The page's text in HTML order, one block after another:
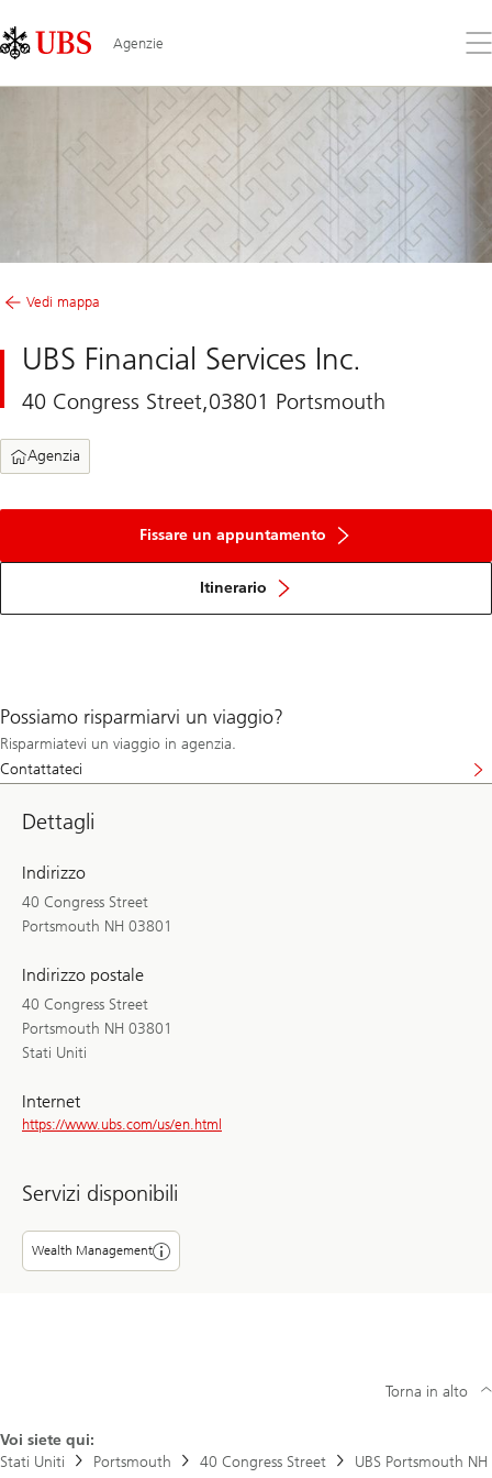
Links
Area
Agenzie
il
Vedi mappa
UBS Financial Services Inc.
40 Congress Street,03801 Portsmouth
Agenzia
Fissare un appuntamento
Itinerario
Possiamo risparmiarvi un viaggio?
Risparmiatevi un viaggio in agenzia.
Contattateci
Dettagli
Indirizzo
40 Congress Street
Portsmouth NH 03801
Indirizzo postale
40 Congress Street
Portsmouth NH 03801
Stati Uniti
Internet
https://www.ubs.com/us/en.html
Servizi disponibili
Wealth Management
Voi siete qui:
Stati Uniti
Portsmouth 40 Congress Street UBS Portsmouth NH
Torna in alto